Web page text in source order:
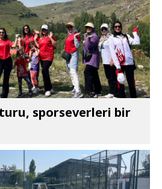
sporseverleri bir